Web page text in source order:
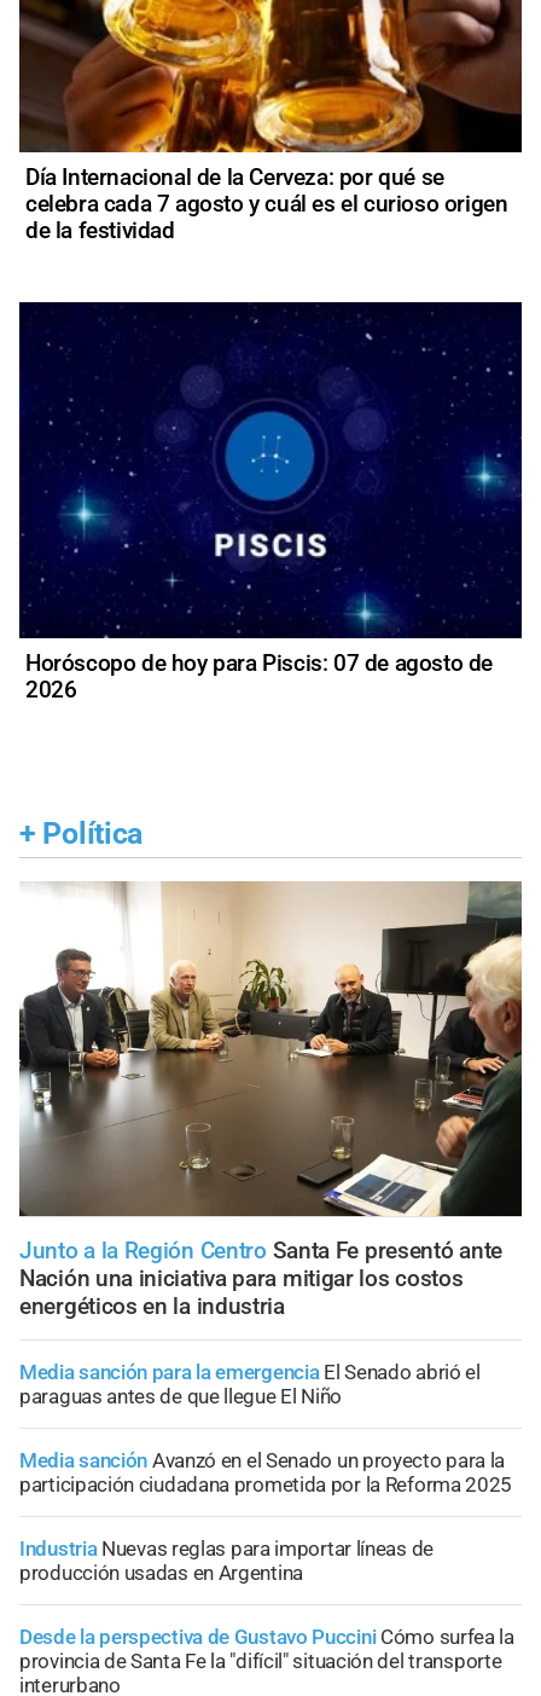
Día Internacional de la Cerveza: por qué se
celebra cada 7 agosto y cuál es el curioso origen
de la festividad
Horóscopo de hoy para Piscis: 07 de agosto de
2026
+ Política
Junto a la Región Centro Santa Fe presentó ante
Nación una iniciativa para mitigar los costos
energéticos en la industria
Media sanción para la emergencia El Senado abrió el
paraguas antes de que llegue El Niño
Media sanción Avanzó en el Senado un proyecto para la
participación ciudadana prometida por la Reforma 2025
Industria Nuevas reglas para importar líneas de
producción usadas en Argentina
Desde la perspectiva de Gustavo Puccini Cómo surfea la
provincia de Santa Fe la "difícil" situación del transporte
interurbano